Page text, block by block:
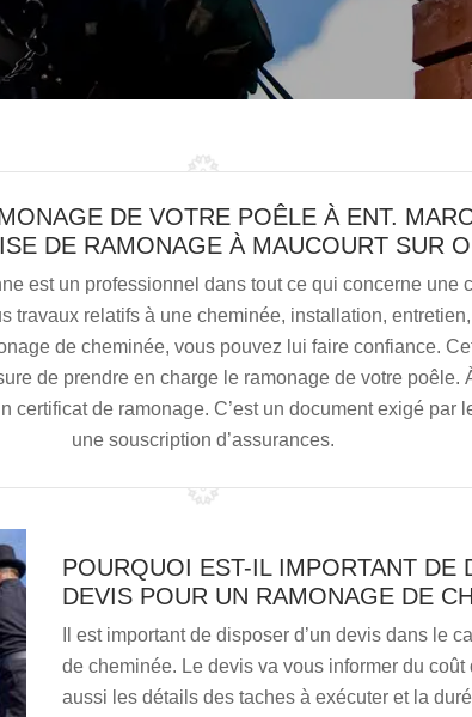
DE VOTRE POÊLE À ENT.
DE RAMONAGE À MAUCOURT SUR
est un professionnel dans tout ce qui concerne une
travaux relatifs à une cheminée, installation,
de cheminée, vous pouvez lui faire confiance.
de prendre en charge le ramonage de votre poêle.
certificat de ramonage. C’est un document exigé par
une souscription d’assurances.
POURQUOI EST-IL IMPORTANT DE
DEVIS POUR UN RAMONAGE DE
Il est important de disposer d’un devis dans le
de cheminée. Le devis va vous informer du coût
aussi les détails des taches à exécuter et la